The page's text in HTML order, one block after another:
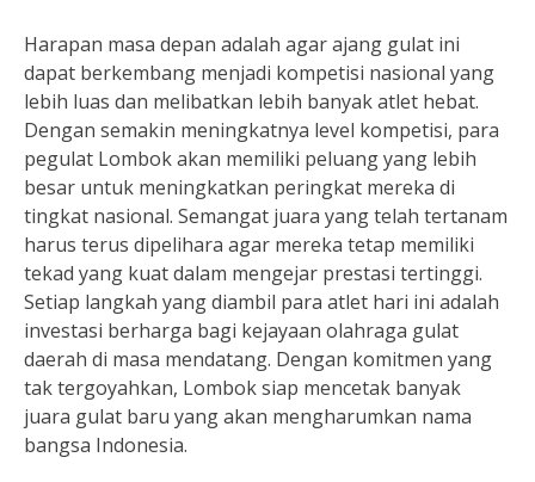
Harapan masa depan adalah agar ajang gulat ini
dapat berkembang menjadi kompetisi nasional yang
lebih luas dan melibatkan lebih banyak atlet hebat.
Dengan semakin meningkatnya level kompetisi, para
pegulat Lombok akan memiliki peluang yang lebih
besar untuk meningkatkan peringkat mereka di
tingkat nasional. Semangat juara yang telah tertanam
harus terus dipelihara agar mereka tetap memiliki
tekad yang kuat dalam mengejar prestasi tertinggi.
Setiap langkah yang diambil para atlet hari ini adalah
investasi berharga bagi kejayaan olahraga gulat
daerah di masa mendatang. Dengan komitmen yang
tak tergoyahkan, Lombok siap mencetak banyak
juara gulat baru yang akan mengharumkan nama
bangsa Indonesia.